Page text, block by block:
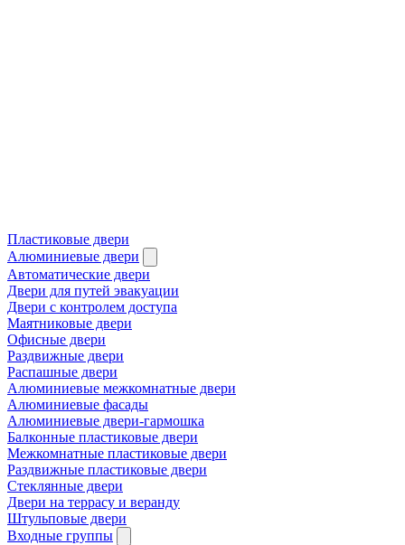
Пластиковые двери
Алюминиевые двери
Автоматические двери
Двери для путей эвакуации
Двери с контролем доступа
Маятниковые двери
Офисные двери
Раздвижные двери
Распашные двери
Алюминиевые межкомнатные двери
Алюминиевые фасады
Алюминиевые двери-гармошка
Балконные пластиковые двери
Межкомнатные пластиковые двери
Раздвижные пластиковые двери
Стеклянные двери
Двери на террасу и веранду
Штульповые двери
Входные группы